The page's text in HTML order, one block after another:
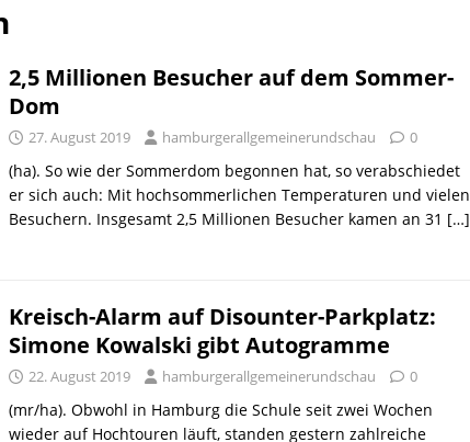
2,5 Millionen Besucher auf dem Sommer-
Dom
27. August 2019 hamburgerallgemeinerundschau 0
(ha). So wie der Sommerdom begonnen hat, so verabschiedet
er sich auch: Mit hochsommerlichen Temperaturen und vielen
Besuchern. Insgesamt 2,5 Millionen Besucher kamen an 31 […]
Kreisch-Alarm auf Disounter-Parkplatz:
Simone Kowalski gibt Autogramme
22. August 2019 hamburgerallgemeinerundschau 0
(mr/ha). Obwohl in Hamburg die Schule seit zwei Wochen
wieder auf Hochtouren läuft, standen gestern zahlreiche